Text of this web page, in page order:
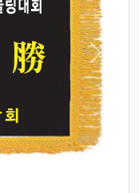
Next